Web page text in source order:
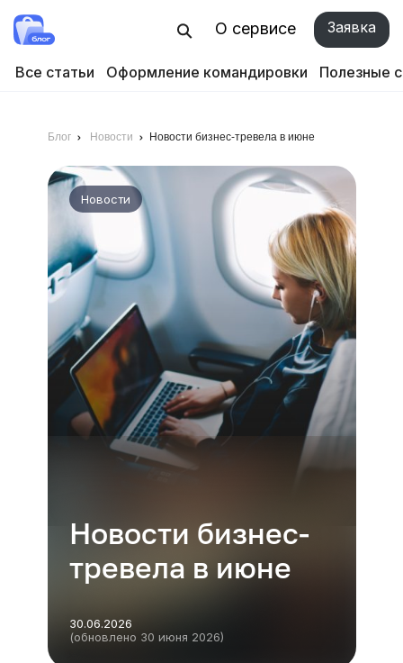
О сервисе Заявка
Все статьи Оформление командировки Полезные
Блог Новости Новости бизнес-тревела в июне
Новости
Новости бизнес-
тревела в июне
30.06.2026
(обновлено 30 июня 2026)